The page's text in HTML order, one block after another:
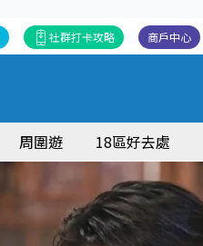
商戶中心
社群打卡攻略
周圍遊 18區好去處